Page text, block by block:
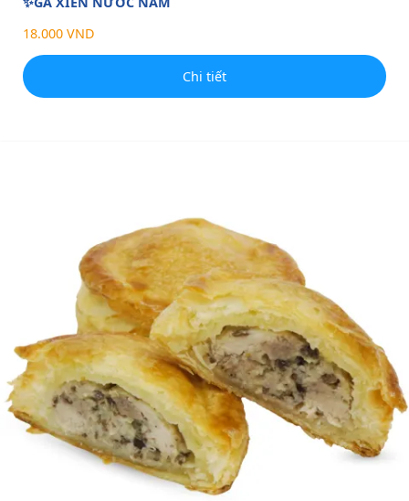
18.000 VND
Chi tiết